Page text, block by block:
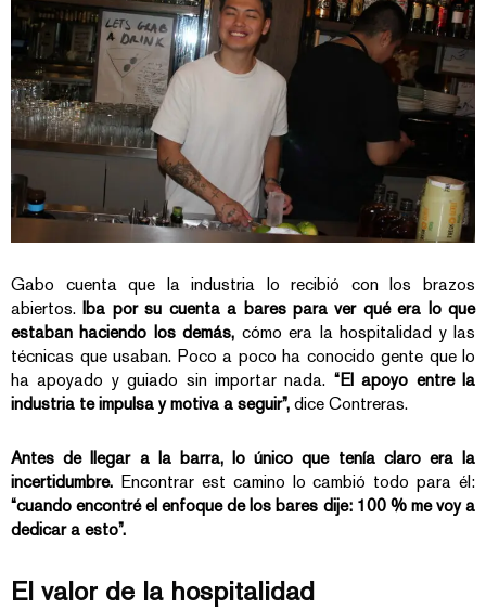
Gabo cuenta que la industria lo recibió con los brazos
abiertos.Iba por su cuenta a bares para ver qué era lo que
estaban haciendo los demás, cómo era la hospitalidad y las
técnicas que usaban. Poco a poco ha conocido gente que lo
ha apoyado y guiado sin importar nada. “El apoyo entre la
industria te impulsa y motiva a seguir”, dice Contreras.
Antes de llegar a la barra, lo único que tenía claro era la
incertidumbre. Encontrar est camino lo cambió todo para él:
“cuando encontré el enfoque de los bares dije: 100 % me voy a
dedicar a esto”.
El valor de la hospitalidad